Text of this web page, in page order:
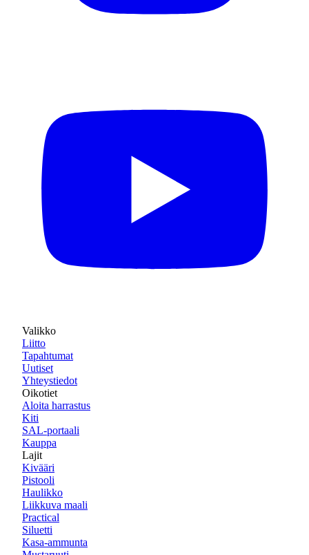
Valikko
Liitto
Tapahtumat
Uutiset
Yhteystiedot
Oikotiet
Aloita harrastus
Kiti
SAL-portaali
Kauppa
Lajit
Kivääri
Pistooli
Haulikko
Liikkuva maali
Practical
Siluetti
Kasa-ammunta